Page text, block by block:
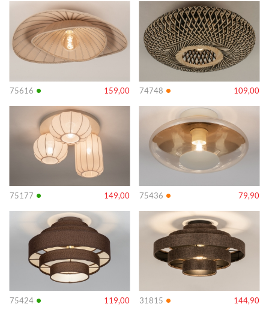
75616 • 159,00
Info
74748 • 109,00
Info
75177 • 149,00
Info
75436 • 79,90
Info
75424 • 119,00
Info
31815 • 144,90
Info